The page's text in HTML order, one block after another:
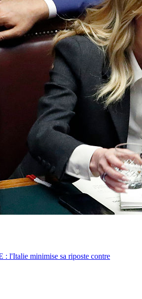
: l'Italie minimise sa riposte contre